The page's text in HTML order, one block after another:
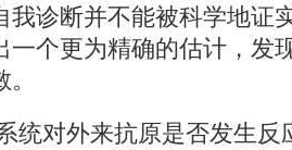
我诊断并不能被科学地证
一个更为精确的估计，发
统对外来抗原是否发生反